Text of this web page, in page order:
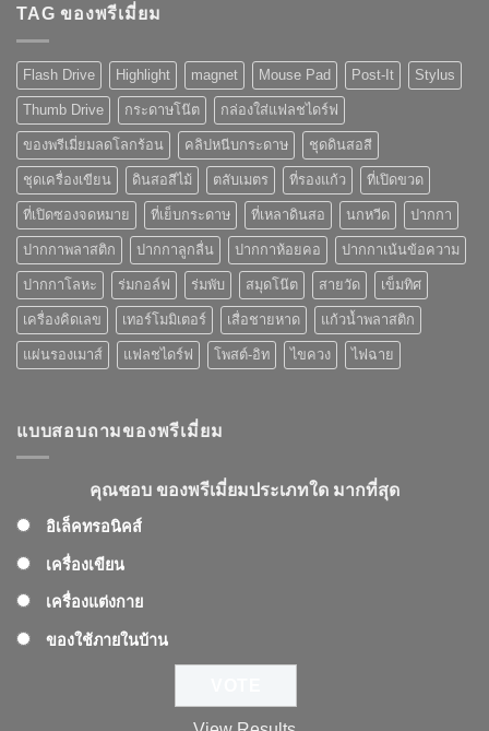
การ
ดี
แค่
ไหน
พิมพ์
ไหน
เหมาะ
กับ
เมี่
ยม
ที่
คุณ
เลือก
TAG ของพรีเมี่ยม
Flash Drive Highlight magnet Mouse Pad Post-It Stylus
Thumb Drive กระดาษโน๊ต กล่องใส่แฟลชไดร์ฟ
ของพรีเมี่ยมลดโลกร้อน คลิปหนีบกระดาษ ชุดดินสอสี
ชุดเครื่องเขียน ดินสอสีไม้ ตลับเมตร ที่รองแก้ว ที่เปิดขวด
ที่เปิดซองจดหมาย ที่เย็บกระดาษ ที่เหลาดินสอ นกหวีด ปากกา
ปากกาพลาสติก ปากกาลูกลื่น ปากกาห้อยคอ ปากกาเน้นข้อความ
ปากกาโลหะ ร่มกอล์ฟ ร่มพับ สมุดโน๊ต สายวัด เข็มทิศ
เครื่องคิดเลข เทอร์โมมิเตอร์ เสื่อชายหาด แก้วน้ำพลาสติก
แผ่นรองเมาส์ แฟลชไดร์ฟ โพสต์-อิท ไขควง ไฟฉาย
แบบสอบถามของพรีเมี่ยม
คุณชอบ ของพรีเมี่ยมประเภทใด มากที่สุด
อิเล็คทรอนิคส์
เครื่องเขียน
เครื่องแต่งกาย
ของใช้ภายในบ้าน